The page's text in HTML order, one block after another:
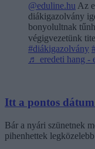
@eduline.hu Az
diákigazolvány
bonyolultnak
végigvezetünk
#diákigazolvány
♬ eredeti hang -
Itt a pontos
Bár a nyári szünetnek
pihenhettek